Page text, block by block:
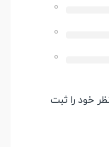
0
0
0
خود را ثبت